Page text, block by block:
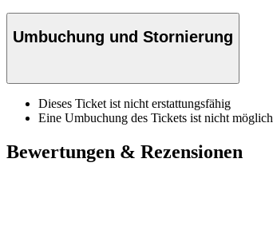
Umbuchung und Stornierung
Dieses Ticket ist nicht erstattungsfähig
Eine Umbuchung des Tickets ist nicht möglich
Bewertungen & Rezensionen